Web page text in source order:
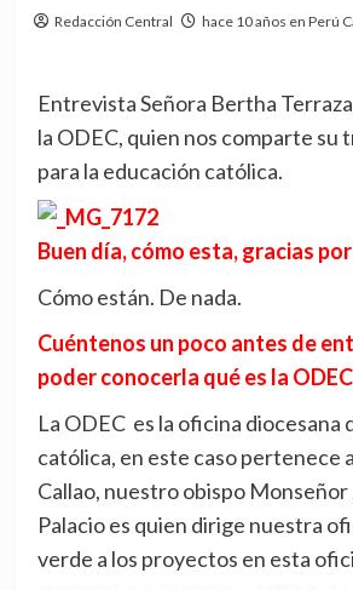
Redacción Central hace 10 años en Perú
Entrevista Señora Bertha
la ODEC, quien nos comparte su
para la educación católica.
Buen día, cómo esta, gracias
Cómo están. De nada.
Cuéntenos un poco antes de
poder conocerla qué es la ODEC
La ODEC es la oficina diocesana
católica, en este caso pertenece
Callao, nuestro obispo Monseñor
Palacio es quien dirige nuestra
verde a los proyectos en esta